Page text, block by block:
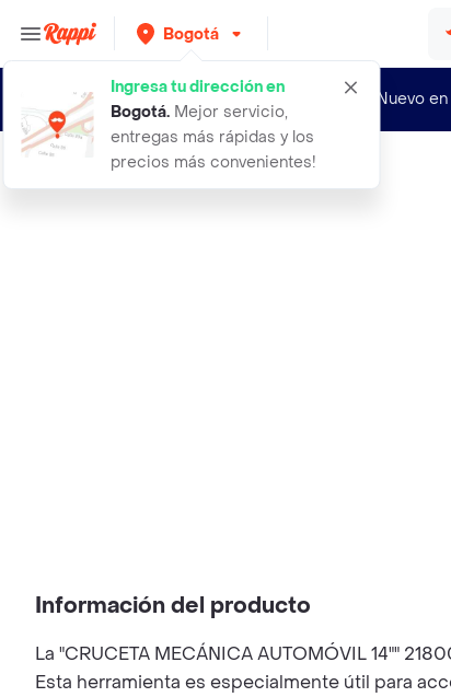
Bogotá
Ingresa tu dirección en
Bogotá. Mejor servicio,
entregas más rápidas y los
precios más convenientes!
¿Nuevo
cruceta mecanica automovil 14
Información del producto
La "CRUCETA MECÁNICA AUTOMÓVIL 14""
Esta herramienta es especialmente útil para